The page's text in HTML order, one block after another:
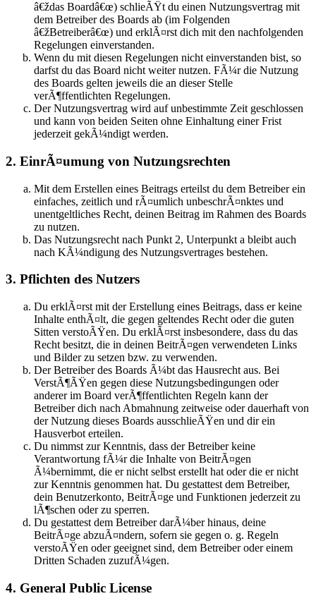
â€ždas Boardâ€œ) schlieÃŸt du einen Nutzungsvertrag mit
dem Betreiber des Boards ab (im Folgenden
â€žBetreiberâ€œ) und erklÃ¤rst dich mit den nachfolgenden
Regelungen einverstanden.
Wenn du mit diesen Regelungen nicht einverstanden bist, so
darfst du das Board nicht weiter nutzen. FÃ¼r die Nutzung
des Boards gelten jeweils die an dieser Stelle
verÃ¶ffentlichten Regelungen.
Der Nutzungsvertrag wird auf unbestimmte Zeit geschlossen
und kann von beiden Seiten ohne Einhaltung einer Frist
jederzeit gekÃ¼ndigt werden.
2. EinrÃ¤umung von Nutzungsrechten
Mit dem Erstellen eines Beitrags erteilst du dem Betreiber ein
einfaches, zeitlich und rÃ¤umlich unbeschrÃ¤nktes und
unentgeltliches Recht, deinen Beitrag im Rahmen des Boards
zu nutzen.
Das Nutzungsrecht nach Punkt 2, Unterpunkt a bleibt auch
nach KÃ¼ndigung des Nutzungsvertrages bestehen.
3. Pflichten des Nutzers
Du erklÃ¤rst mit der Erstellung eines Beitrags, dass er keine
Inhalte enthÃ¤lt, die gegen geltendes Recht oder die guten
Sitten verstoÃŸen. Du erklÃ¤rst insbesondere, dass du das
Recht besitzt, die in deinen BeitrÃ¤gen verwendeten Links
und Bilder zu setzen bzw. zu verwenden.
Der Betreiber des Boards Ã¼bt das Hausrecht aus. Bei
VerstÃ¶ÃŸen gegen diese Nutzungsbedingungen oder
anderer im Board verÃ¶ffentlichten Regeln kann der
Betreiber dich nach Abmahnung zeitweise oder dauerhaft von
der Nutzung dieses Boards ausschlieÃŸen und dir ein
Hausverbot erteilen.
Du nimmst zur Kenntnis, dass der Betreiber keine
Verantwortung fÃ¼r die Inhalte von BeitrÃ¤gen
Ã¼bernimmt, die er nicht selbst erstellt hat oder die er nicht
zur Kenntnis genommen hat. Du gestattest dem Betreiber,
dein Benutzerkonto, BeitrÃ¤ge und Funktionen jederzeit zu
lÃ¶schen oder zu sperren.
Du gestattest dem Betreiber darÃ¼ber hinaus, deine
BeitrÃ¤ge abzuÃ¤ndern, sofern sie gegen o. g. Regeln
verstoÃŸen oder geeignet sind, dem Betreiber oder einem
Dritten Schaden zuzufÃ¼gen.
4. General Public License